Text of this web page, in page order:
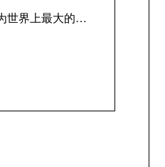
世界上最大的…